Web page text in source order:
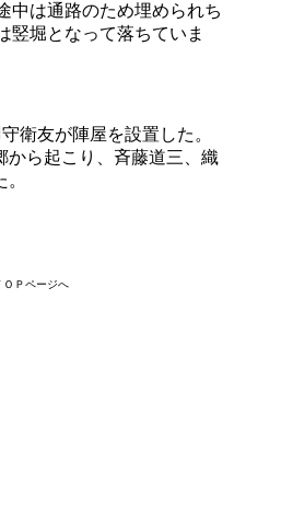
ＯＰページへ
中は通路のため埋められち
竪堀となって落ちていま
衛友が陣屋を設置した。
から起こり、斉藤道三、織